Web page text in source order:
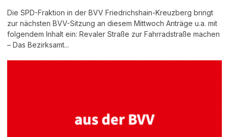
Die SPD-Fraktion in der BVV Friedrichshain-Kreuzberg bringt
zur nächsten BVV-Sitzung an diesem Mittwoch Anträge u.a. mit
folgendem Inhalt ein: Revaler Straße zur Fahrradstraße machen
– Das Bezirksamt...